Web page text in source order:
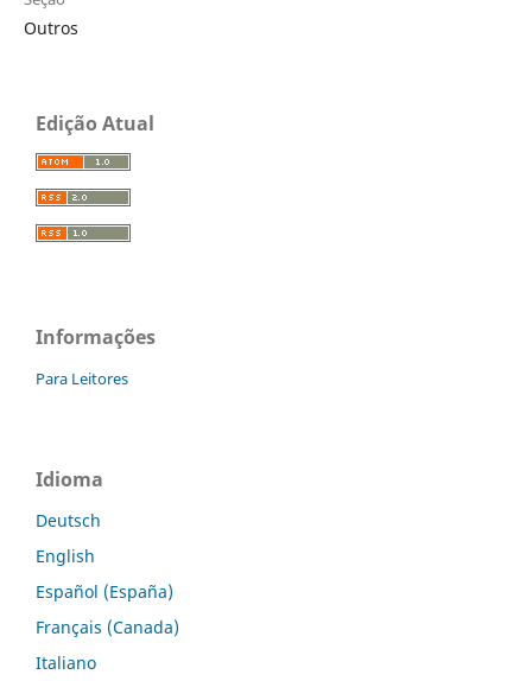
Outros
Edição Atual
Informações
Para Leitores
Idioma
Deutsch
English
Español (España)
Français (Canada)
Italiano